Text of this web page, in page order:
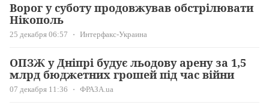
Ворог у суботу продовжував обстрілювати
Нікополь
25 декабря 06:57 Интерфакс-Украина
ОПЗЖ у Дніпрі будує льодову арену за 1,5
млрд бюджетних грошей під час війни
07 декабря 11:36 ФРАЗА.ua